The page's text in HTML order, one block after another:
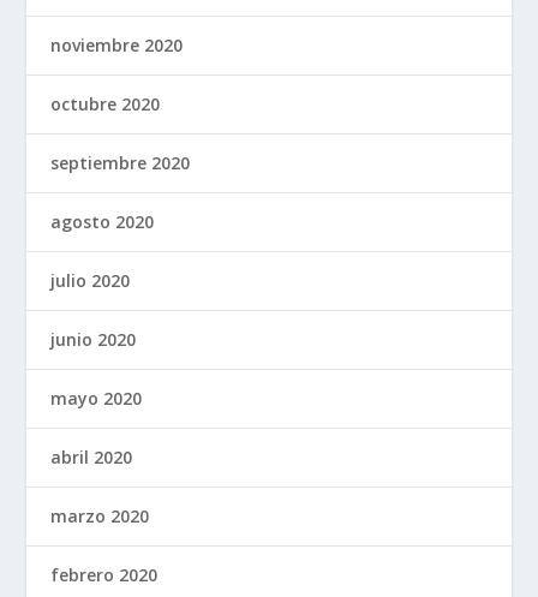
noviembre 2020
octubre 2020
septiembre 2020
agosto 2020
julio 2020
junio 2020
mayo 2020
abril 2020
marzo 2020
febrero 2020